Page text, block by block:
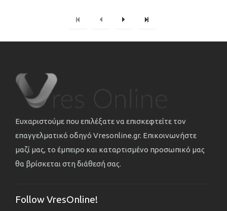
Ευχαριστούμε που επιλέξατε να επισκεφτείτε τον
επαγγελματικό οδηγό Vresonline.gr. Επικοινωνήστε
μαζί μας, το έμπειρο και καταρτισμένο προσωπικό μας
θα βρίσκεται στη διάθεσή σας.
Follow VresOnline!